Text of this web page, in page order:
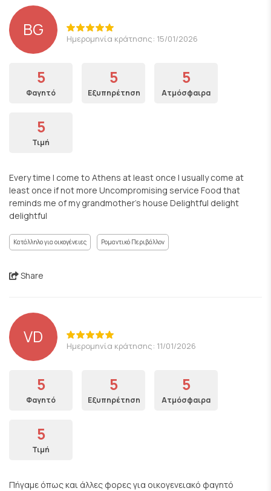
BG Ημερομηνία κράτησης: 15/01/2026
5
Φαγητό
5
Εξυπηρέτηση
5
Ατμόσφαιρα
5
Τιμή
Every time I come to Athens at least once I usually come at
least once if not more Uncompromising service Food that
reminds me of my grandmother's house Delightful delight
delightful
Κατάλληλο για οικογένειες Ρομαντικό Περιβάλλον
Share
VD Ημερομηνία κράτησης: 11/01/2026
5
Φαγητό
5
Εξυπηρέτηση
5
Ατμόσφαιρα
5
Τιμή
Πήγαμε όπως και άλλες φορες για οικογενειακό φαγητό